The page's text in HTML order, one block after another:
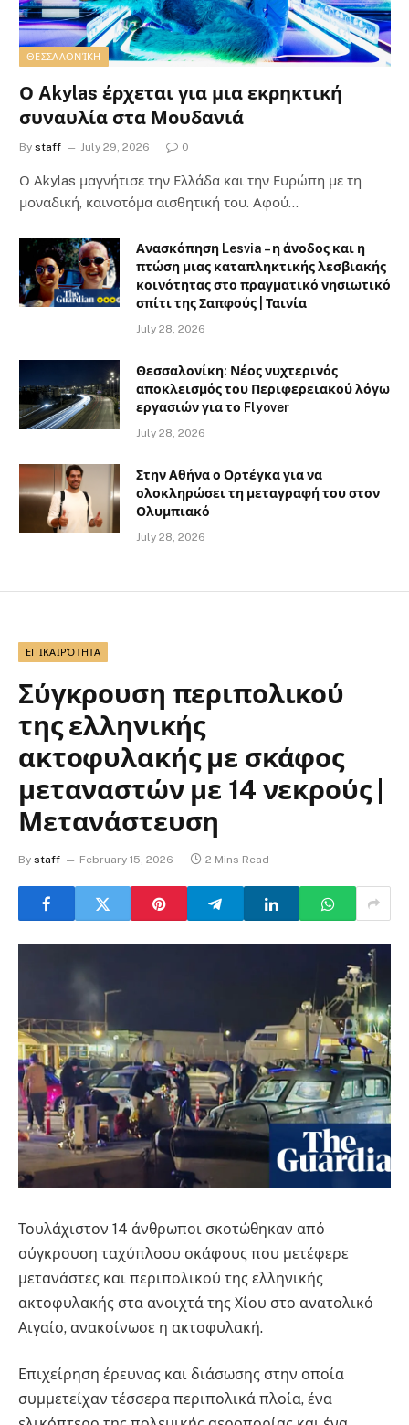
ΘΕΣΣΑΛΟΝΊΚΗ
Ο Akylas έρχεται για μια εκρηκτική
συναυλία στα Μουδανιά
By staff July 29, 2026 0
Ο Αkylas μαγνήτισε την Ελλάδα και την Ευρώπη με τη
μοναδική, καινοτόμα αισθητική του. Αφού…
Ανασκόπηση Lesvia – η άνοδος και η
πτώση μιας καταπληκτικής λεσβιακής
κοινότητας στο πραγματικό νησιωτικό
σπίτι της Σαπφούς | Ταινία
July 28, 2026
Θεσσαλονίκη: Νέος νυχτερινός
αποκλεισμός του Περιφερειακού λόγω
εργασιών για το Flyover
July 28, 2026
Στην Αθήνα ο Ορτέγκα για να
ολοκληρώσει τη μεταγραφή του στον
Ολυμπιακό
July 28, 2026
ΕΠΙΚΑΙΡΌΤΗΤΑ
Σύγκρουση περιπολικού
της ελληνικής
ακτοφυλακής με σκάφος
μεταναστών με 14 νεκρούς |
Μετανάστευση
By staff February 15, 2026 2 Mins Read
Τουλάχιστον 14 άνθρωποι σκοτώθηκαν από
σύγκρουση ταχύπλοου σκάφους που μετέφερε
μετανάστες και περιπολικού της ελληνικής
ακτοφυλακής στα ανοιχτά της Χίου στο ανατολικό
Αιγαίο, ανακοίνωσε η ακτοφυλακή.
Επιχείρηση έρευνας και διάσωσης στην οποία
συμμετείχαν τέσσερα περιπολικά πλοία, ένα